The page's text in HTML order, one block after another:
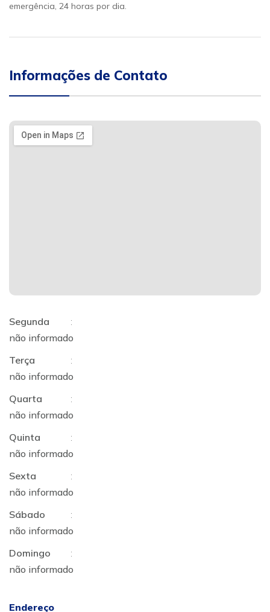
emergência, 24 horas por dia.
Informações de Contato
Segunda
:
não informado
Terça
:
não informado
Quarta
:
não informado
Quinta
:
não informado
Sexta
:
não informado
Sábado
:
não informado
Domingo
:
não informado
Endereço